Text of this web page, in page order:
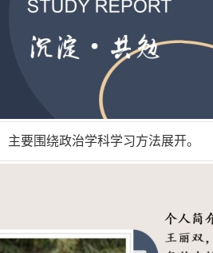
主要围绕政治学科学习方法展开。